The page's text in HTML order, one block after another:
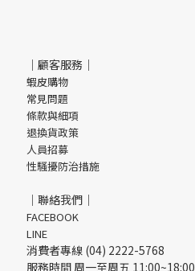
｜顧客服務｜
蝦皮購物
常見問題
條款與細項
退換貨政策
人員招募
性騷擾防治措施
｜聯絡我們｜
FACEBOOK
LINE
消費者專線 (04) 2222-5768
服務時間 周一至周五 11:00~18:00